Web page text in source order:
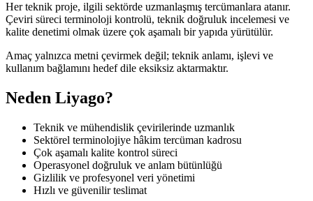
Her teknik proje, ilgili sektörde uzmanlaşmış tercümanlara atanır.
Çeviri süreci terminoloji kontrolü, teknik doğruluk incelemesi ve
kalite denetimi olmak üzere çok aşamalı bir yapıda yürütülür.
Amaç yalnızca metni çevirmek değil; teknik anlamı, işlevi ve
kullanım bağlamını hedef dile eksiksiz aktarmaktır.
Neden Liyago?
Teknik ve mühendislik çevirilerinde uzmanlık
Sektörel terminolojiye hâkim tercüman kadrosu
Çok aşamalı kalite kontrol süreci
Operasyonel doğruluk ve anlam bütünlüğü
Gizlilik ve profesyonel veri yönetimi
Hızlı ve güvenilir teslimat